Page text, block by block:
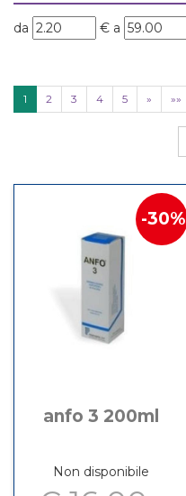
filtra
da
da €
filtra
a
a
1 2 3 4 5 » »»
anfo 3 200ml
Non disponibile
30%